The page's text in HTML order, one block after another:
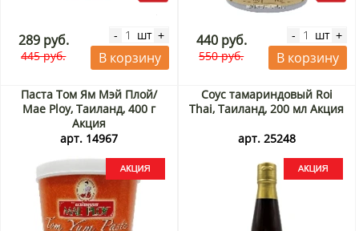
289 руб.
445 руб.
- шт +
В корзину
440 руб.
550 руб.
- шт +
В корзину
Паста Том Ям Мэй Плой/
Mae Ploy, Таиланд, 400 г
Акция
арт. 14967
Соус тамариндовый Roi
Thai, Таиланд, 200 мл Акция
арт. 25248